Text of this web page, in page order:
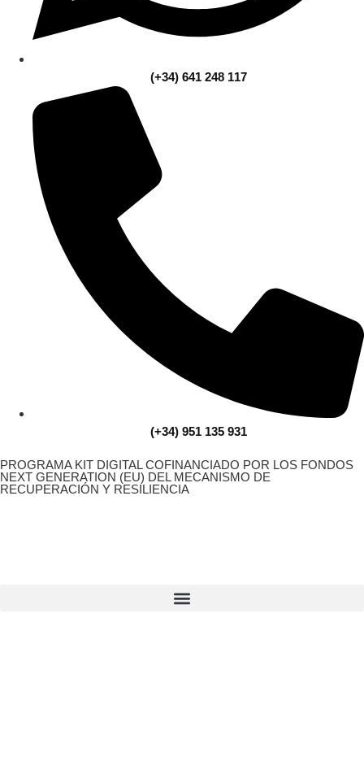
(+34) 641 248 117
(+34) 951 135 931
PROGRAMA KIT DIGITAL COFINANCIADO POR LOS FONDOS
NEXT GENERATION (EU) DEL MECANISMO DE
RECUPERACIÓN Y RESILIENCIA